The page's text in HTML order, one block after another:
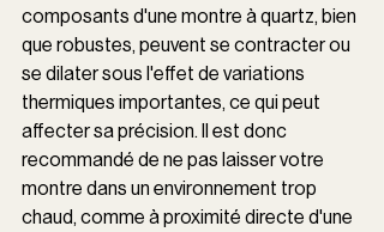
composants d'une montre à quartz, bien
que robustes, peuvent se contracter ou
se dilater sous l'effet de variations
thermiques importantes, ce qui peut
affecter sa précision. Il est donc
recommandé de ne pas laisser votre
montre dans un environnement trop
chaud, comme à proximité directe d'une